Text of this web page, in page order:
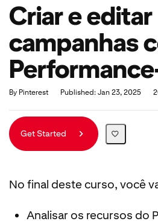
Criar e editar
campanhas
By Pinterest Published: Jan 23, 2025
Duration
Average rating: 4.0
6 reviews
Get Started
No final deste curso, você
Analisar os recursos do